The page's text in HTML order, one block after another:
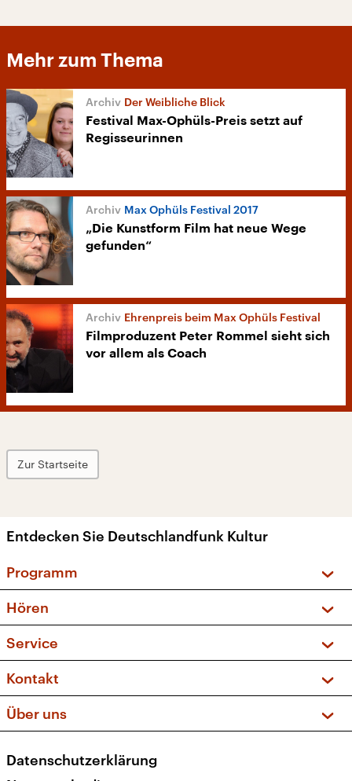
Mehr zum Thema
Der Weibliche Blick
Festival Max-Ophüls-Preis setzt auf
Regisseurinnen
Max Ophüls Festival 2017
„Die Kunstform Film hat neue Wege
gefunden“
Ehrenpreis beim Max Ophüls Festival
Filmproduzent Peter Rommel sieht sich
vor allem als Coach
Zur Startseite
Entdecken Sie Deutschlandfunk Kultur
Programm
Sendungen und Podcasts
Musikliste
Kakadu – Das Kinderprogramm
Hören
Frequenzen (UKW + DAB+)
Service
FAQ
Apps
Newsletter
Veranstaltungen
Kontakt
Social Media
Über uns
Presse
Datenschutzerklärung